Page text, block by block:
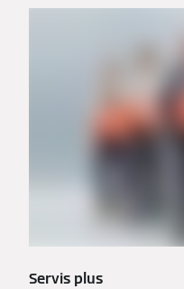
Servis plus